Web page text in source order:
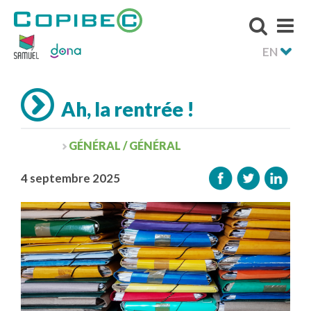
EN
Ah, la rentrée !
GÉNÉRAL / GÉNÉRAL
4 septembre 2025